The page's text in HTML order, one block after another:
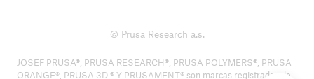
© Prusa Research a.s.
JOSEF PRUSA®, PRUSA RESEARCH®, PRUSA POLYMERS®, PRUSA
ORANGE®, PRUSA 3D ® Y PRUSAMENT® son marcas registradas de